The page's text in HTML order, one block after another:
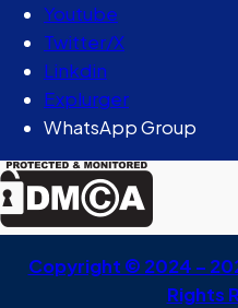
Youtube
Twitter/X
Linkdin
Explurger
WhatsApp Group
Copyright © 2024 –
Rights